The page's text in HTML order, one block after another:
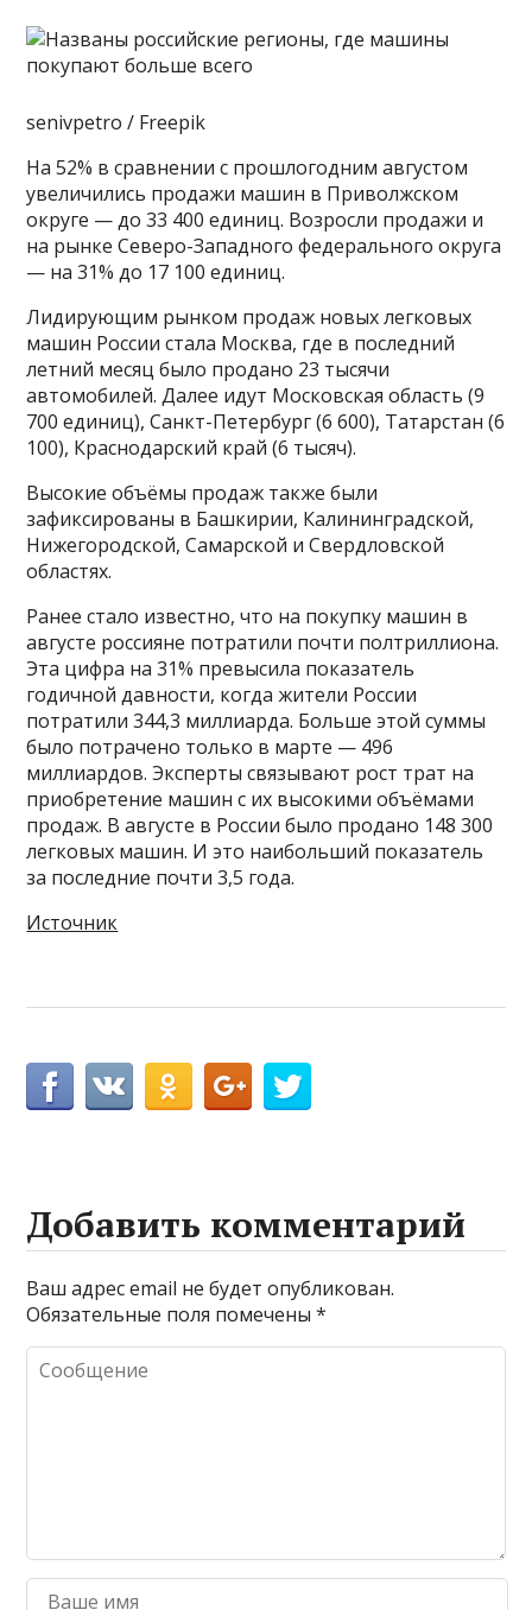
senivpetro / Freepik
На 52% в сравнении с прошлогодним августом
увеличились продажи машин в Приволжском
округе — до 33 400 единиц. Возросли продажи и
на рынке Северо-Западного федерального округа
— на 31% до 17 100 единиц.
Лидирующим рынком продаж новых легковых
машин России стала Москва, где в последний
летний месяц было продано 23 тысячи
автомобилей. Далее идут Московская область (9
700 единиц), Санкт-Петербург (6 600), Татарстан (6
100), Краснодарский край (6 тысяч).
Высокие объёмы продаж также были
зафиксированы в Башкирии, Калининградской,
Нижегородской, Самарской и Свердловской
областях.
Ранее стало известно, что на покупку машин в
августе россияне потратили почти полтриллиона.
Эта цифра на 31% превысила показатель
годичной давности, когда жители России
потратили 344,3 миллиарда. Больше этой суммы
было потрачено только в марте — 496
миллиардов. Эксперты связывают рост трат на
приобретение машин с их высокими объёмами
продаж. В августе в России было продано 148 300
легковых машин. И это наибольший показатель
за последние почти 3,5 года.
Источник
Добавить комментарий
Ваш адрес email не будет опубликован.
Обязательные поля помечены*